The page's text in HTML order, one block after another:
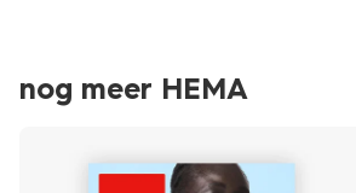
nog meer HEMA